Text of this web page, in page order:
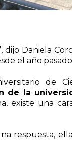
Daniela
el año
de
de la
existe una
respuesta,